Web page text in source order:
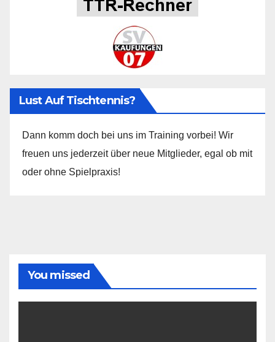
Lust Auf Tischtennis?
Dann komm doch bei uns im Training vorbei! Wir
freuen uns jederzeit über neue Mitglieder, egal ob mit
oder ohne Spielpraxis!
You missed